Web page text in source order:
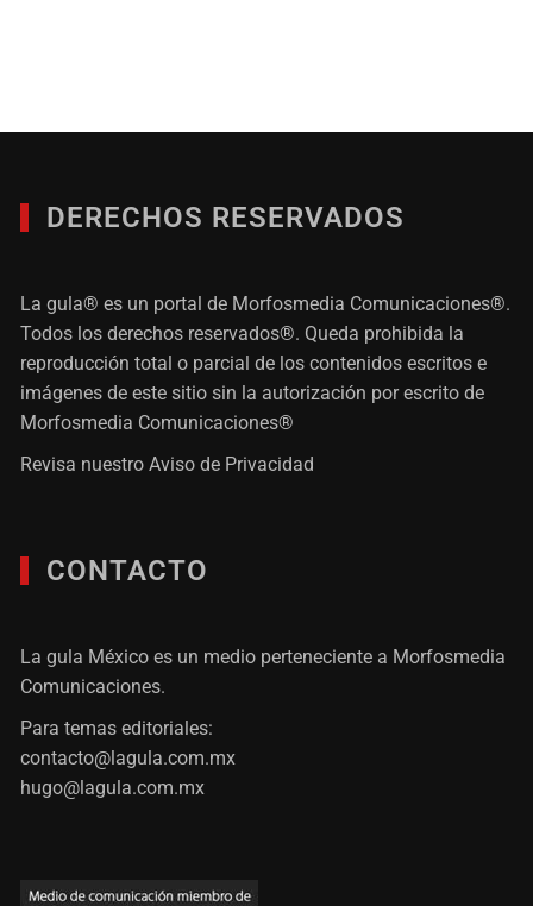
DERECHOS RESERVADOS
La gula® es un portal de Morfosmedia Comunicaciones®.
Todos los derechos reservados®. Queda prohibida la
reproducción total o parcial de los contenidos escritos e
imágenes de este sitio sin la autorización por escrito de
Morfosmedia Comunicaciones®
Revisa nuestroAviso de Privacidad
CONTACTO
La gula México es un medio perteneciente a Morfosmedia
Comunicaciones.
Para temas editoriales:
contacto@lagula.com.mx
hugo@lagula.com.mx